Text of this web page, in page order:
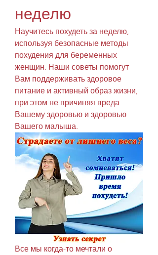
неделю
Научитесь похудеть за неделю,
используя безопасные методы
похудения для беременных
женщин. Наши советы помогут
Вам поддерживать здоровое
питание и активный образ жизни,
при этом не причиняя вреда
Вашему здоровью и здоровью
Вашего малыша.
Все мы когда-то мечтали о